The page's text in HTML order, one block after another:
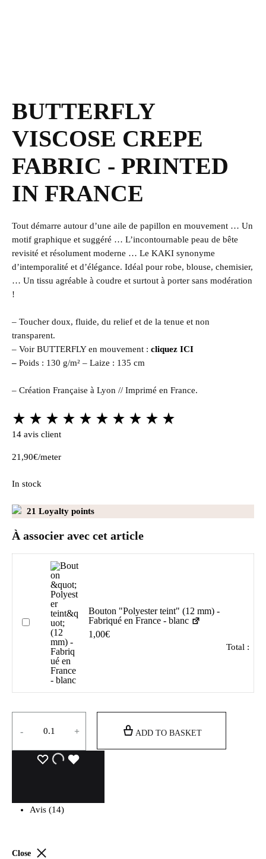
BUTTERFLY
VISCOSE CREPE
FABRIC - PRINTED
IN FRANCE
Tout démarre autour d’une aile de papillon en mouvement … Un
motif graphique et suggéré … L’incontournable peau de bête
revisité et résolument moderne … Le KAKI synonyme
d’intemporalité et d’élégance. Idéal pour robe, blouse, chemisier,
… Un tissu agréable à coudre et surtout à porter sans modération
!
– Toucher doux, fluide, du relief et de la tenue et non
transparent.
– Voir BUTTERFLY en mouvement : cliquez ICI
– Poids : 130 g/m² – Laize : 135 cm
– Création Française à Lyon // Imprimé en France.
14 avis client
21,90€/meter
In stock
21 Loyalty points
À associer avec cet article
Add also “Bouton "Polyester teint" (12 mm) - Fabriqué en
Bouton "Polyester teint" (12 mm) -
Fabriqué en France - blanc
1,00€
- + ADD TO BASKET
Total :
Avis (14)
Close